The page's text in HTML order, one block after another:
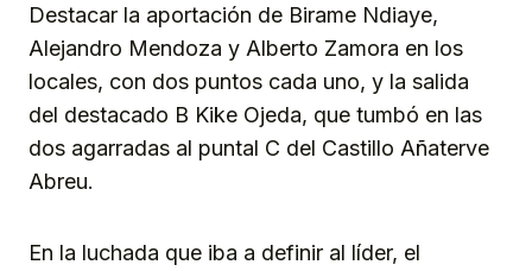
Destacar la aportación de Birame Ndiaye,
Alejandro Mendoza y Alberto Zamora en los
locales, con dos puntos cada uno, y la salida
del destacado B Kike Ojeda, que tumbó en las
dos agarradas al puntal C del Castillo Añaterve
Abreu.
En la luchada que iba a definir al líder, el